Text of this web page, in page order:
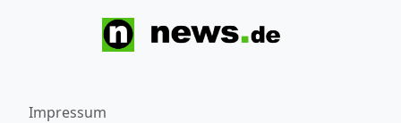
Impressum